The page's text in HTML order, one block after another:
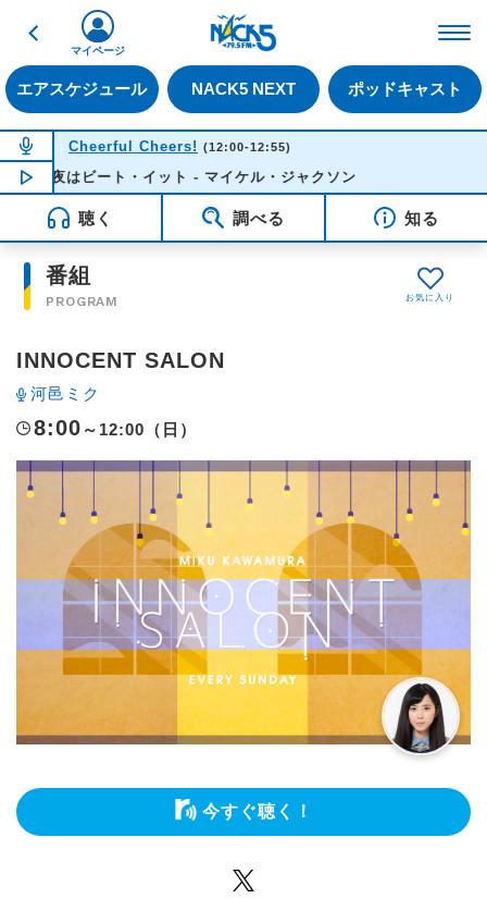
戻る
エアスケジュール NACK5 NEXT ポッドキャスト
マイページ
NOW ON AIR
Cheerful Cheers! (12:00-12:55)
NOW PLAYING12:35
今夜はビート・イット - マイケル・ジャクソン
聴く 調べる 知る
番組
PROGRAM
INNOCENT SALON
河邑ミク
8:00 ～12:00（日）
今すぐ聴く！